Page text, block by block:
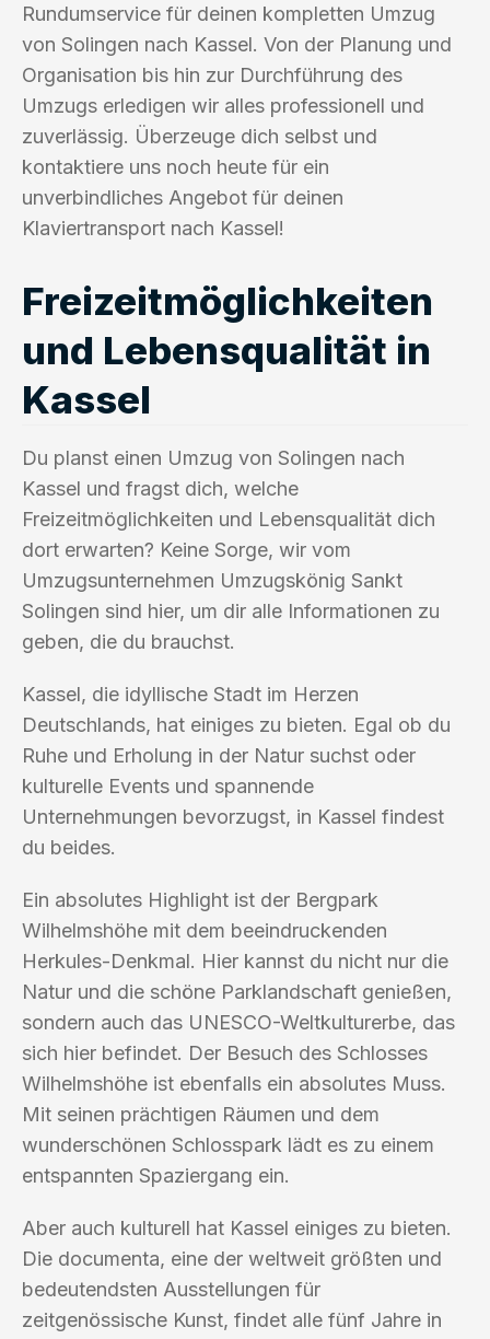
Rundumservice für deinen kompletten Umzug
von Solingen nach Kassel. Von der Planung und
Organisation bis hin zur Durchführung des
Umzugs erledigen wir alles professionell und
zuverlässig. Überzeuge dich selbst und
kontaktiere uns noch heute für ein
unverbindliches Angebot für deinen
Klaviertransport nach Kassel!
Freizeitmöglichkeiten
und Lebensqualität in
Kassel
Du planst einen Umzug von Solingen nach
Kassel und fragst dich, welche
Freizeitmöglichkeiten und Lebensqualität dich
dort erwarten? Keine Sorge, wir vom
Umzugsunternehmen Umzugskönig Sankt
Solingen sind hier, um dir alle Informationen zu
geben, die du brauchst.
Kassel, die idyllische Stadt im Herzen
Deutschlands, hat einiges zu bieten. Egal ob du
Ruhe und Erholung in der Natur suchst oder
kulturelle Events und spannende
Unternehmungen bevorzugst, in Kassel findest
du beides.
Ein absolutes Highlight ist der Bergpark
Wilhelmshöhe mit dem beeindruckenden
Herkules-Denkmal. Hier kannst du nicht nur die
Natur und die schöne Parklandschaft genießen,
sondern auch das UNESCO-Weltkulturerbe, das
sich hier befindet. Der Besuch des Schlosses
Wilhelmshöhe ist ebenfalls ein absolutes Muss.
Mit seinen prächtigen Räumen und dem
wunderschönen Schlosspark lädt es zu einem
entspannten Spaziergang ein.
Aber auch kulturell hat Kassel einiges zu bieten.
Die documenta, eine der weltweit größten und
bedeutendsten Ausstellungen für
zeitgenössische Kunst, findet alle fünf Jahre in